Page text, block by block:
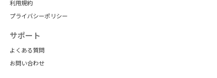
利用規約
プライバシーポリシー
サポート
よくある質問
お問い合わせ